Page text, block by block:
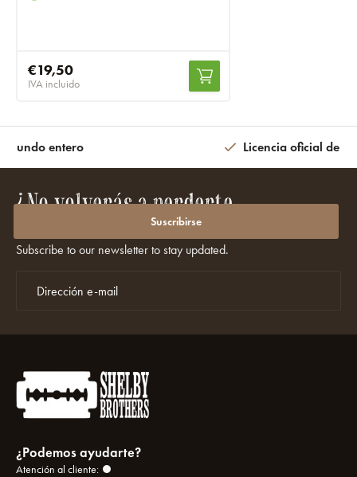
€19,50
IVA incluido
mundo entero Licencia oficial de
¿No volverás a perderte
promociones ni descuentos?
Subscribe to our newsletter to stay updated.
Suscribirse
¿Podemos ayudarte?
Atención al cliente: